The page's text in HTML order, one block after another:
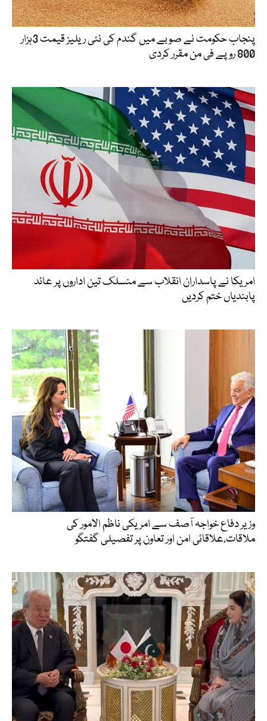
پنجاب حکومت نے صوبے میں گندم کی نئی ریلیز قیمت 3ہزار
800 روپے فی من مقرر کردی
امریکا نے پاسداران انقلاب سے منسلک تین اداروں پر عائد
پابندیاں ختم کردیں
وزیر دفاع خواجہ آصف سے امریکی ناظم الامور کی
ملاقات،علاقائی امن اور تعاون پر تفصیلی گفتگو